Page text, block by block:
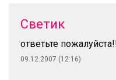
Светик
ответьте
09.12.2007 (12:16)